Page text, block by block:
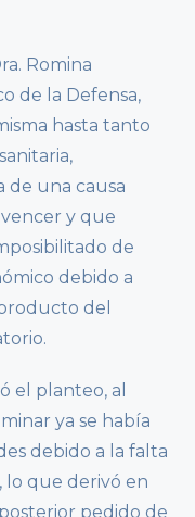
Romina
de la Defensa,
hasta tanto
de una causa
y que
de
debido a
del
el planteo, al
ya se había
debido a la falta
lo que derivó en
pedido de